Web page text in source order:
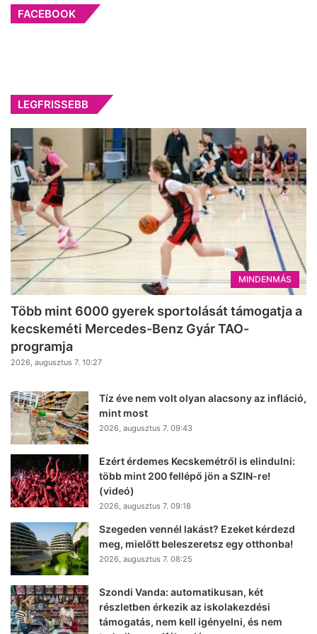
FACEBOOK
LEGFRISSEBB
MINDENMÁS
Több mint 6000 gyerek sportolását támogatja a
kecskeméti Mercedes-Benz Gyár TAO-
programja
2026, augusztus 7. 10:27
Tíz éve nem volt olyan alacsony az infláció,
mint most
2026, augusztus 7. 09:43
Ezért érdemes Kecskemétről is elindulni:
több mint 200 fellépő jön a SZIN-re!
(videó)
2026, augusztus 7. 09:18
Szegeden vennél lakást? Ezeket kérdezd
meg, mielőtt beleszeretsz egy otthonba!
2026, augusztus 7. 08:25
Szondi Vanda: automatikusan, két
részletben érkezik az iskolakezdési
támogatás, nem kell igényelni, és nem